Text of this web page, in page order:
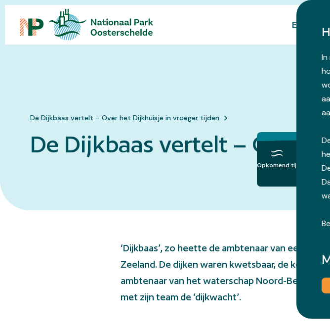
Eropuit
Eropuit
Kaart
Natuur
ons
De Dijkbaas vertelt – Over het Dijkhuisje in vroeger tijden
De Dijkbaas vertelt – Over
‘Dijkbaas’, zo heette de ambtenaar van een
Zeeland. De dijken waren kwetsbaar, de kering
ambtenaar van het waterschap Noord-
met zijn team de ‘dijkwacht’.
Opkomend tij